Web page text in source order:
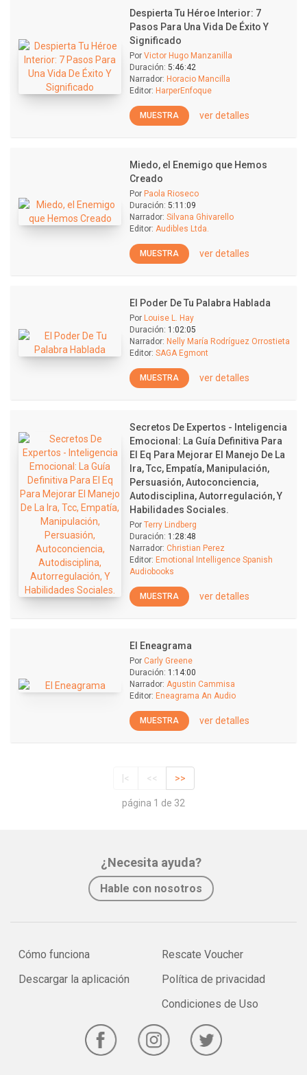
Despierta Tu Héroe Interior: 7
Pasos Para Una Vida De Éxito Y
Significado
Por Victor Hugo Manzanilla
Duración: 5:46:42
Narrador: Horacio Mancilla
Editor: HarperEnfoque
MUESTRA ver detalles
Miedo, el Enemigo que Hemos
Creado
Por Paola Rioseco
Duración: 5:11:09
Narrador: Silvana Ghivarello
Editor: Audibles Ltda.
MUESTRA ver detalles
El Poder De Tu Palabra Hablada
Por Louise L. Hay
Duración: 1:02:05
Narrador: Nelly María Rodríguez Orrostieta
Editor: SAGA Egmont
MUESTRA ver detalles
Secretos De Expertos - Inteligencia
Emocional: La Guía Definitiva Para
El Eq Para Mejorar El Manejo De La
Ira, Tcc, Empatía, Manipulación,
Persuasión, Autoconciencia,
Autodisciplina, Autorregulación, Y
Habilidades Sociales.
Por Terry Lindberg
Duración: 1:28:48
Narrador: Christian Perez
Editor: Emotional Intelligence Spanish
Audiobooks
MUESTRA ver detalles
El Eneagrama
Por Carly Greene
Duración: 1:14:00
Narrador: Agustin Cammisa
Editor: Eneagrama An Audio
MUESTRA ver detalles
|< << >>
página 1 de 32
¿Necesita ayuda?
Hable con nosotros
Cómo funciona
Descargar la aplicación
Rescate Voucher
Política de privacidad
Condiciones de Uso